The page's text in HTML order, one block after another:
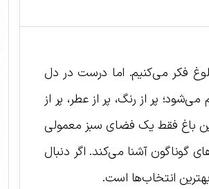
فکر می‌کنیم. اما درست در دل
پر از رنگ، پر از عطر، پر از
باغ فقط یک فضای سبز معمولی
گوناگون آشنا می‌کند. اگر دنبال
انتخاب‌ها است.